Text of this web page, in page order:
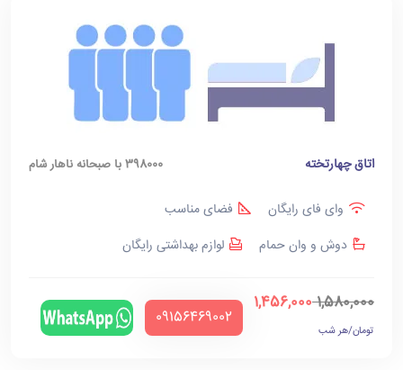
اتاق چهارتخته 398000 با صبحانه ناهار شام
وای فای رایگان
فضای مناسب
دوش و وان حمام
لوازم بهداشتی رایگان
1,580,000
1,456,000
تومان/هر شب
‪09156469002‬